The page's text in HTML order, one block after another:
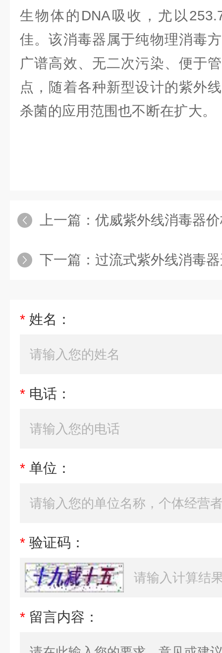
生物体的DNA吸收，尤以
佳。该消毒器属于纯物理消毒
广谱高效、无二次污染、便于
点，随着各种新型设计的紫外
杀菌的应用范围也
上一篇： 优威紫外线消毒器
下一篇： 过流式紫外线消毒
* 姓名：
* 电话：
* 单位：
* 验证码：
* 留言内容：